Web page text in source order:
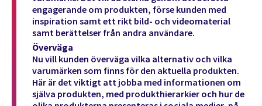
engagerande om produkten, förse kunden med
inspiration samt ett rikt bild- och videomaterial
samt berättelser från andra användare.
Överväga
Nu vill kunden överväga vilka alternativ och vilka
varumärken som finns för den aktuella produkten.
Här är det viktigt att jobba med informationen om
själva produkten, med produkthierarkier och hur de